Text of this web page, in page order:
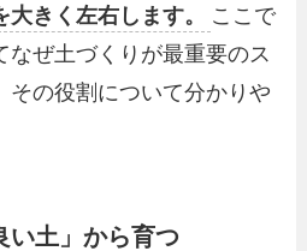
きく左右します。
ここで
なぜ土づくりが最重要のス
その役割について分かりや
い土」から育つ